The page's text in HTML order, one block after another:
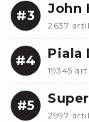
#3 John
2637
#4 Piala
19345
#5
2997